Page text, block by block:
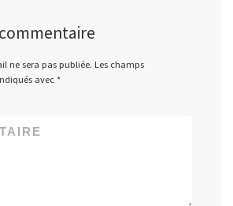
ne sera pas publiée. Les champs
avec *